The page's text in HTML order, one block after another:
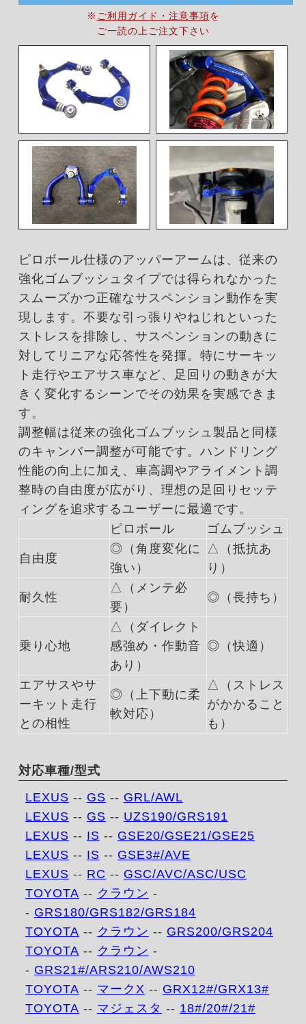
※ ご利用ガイド・注意事項を
ご一読の上ご注文下さい
ピロボール仕様のアッパーアームは、従来の
強化ゴムブッシュタイプでは得られなかった
スムーズかつ正確なサスペンション動作を実
現します。不要な引っ張りやねじれといった
ストレスを排除し、サスペンションの動きに
対してリニアな応答性を発揮。特にサーキッ
ト走行やエアサス車など、足回りの動きが大
きく変化するシーンでその効果を実感できま
す。
調整幅は従来の強化ゴムブッシュ製品と同様
のキャンバー調整が可能です。ハンドリング
性能の向上に加え、車高調やアライメント調
整時の自由度が広がり、理想の足回りセッテ
ィングを追求するユーザーに最適です。
ピロボール
ゴムブッシュ
自由度
◎（角度変化に
強い）
△（抵抗あ
り）
耐久性
△（メンテ必
要）
◎（長持ち）
乗り心地
△（ダイレクト
感強め・作動音
あり）
◎（快適）
エアサスやサ
ーキット走行
との相性
◎（上下動に柔
軟対応）
△（ストレス
がかかること
も）
対応車種/型式
LEXUS -- GS -- GRL/AWL
LEXUS -- GS -- UZS190/GRS191
LEXUS -- IS -- GSE20/GSE21/GSE25
LEXUS -- IS -- GSE3#/AVE
LEXUS -- RC -- GSC/AVC/ASC/USC
TOYOTA -- クラウン -
- GRS180/GRS182/GRS184
TOYOTA -- クラウン -- GRS200/GRS204
TOYOTA -- クラウン -
- GRS21#/ARS210/AWS210
TOYOTA -- マークX -- GRX12#/GRX13#
TOYOTA -- マジェスタ -- 18#/20#/21#